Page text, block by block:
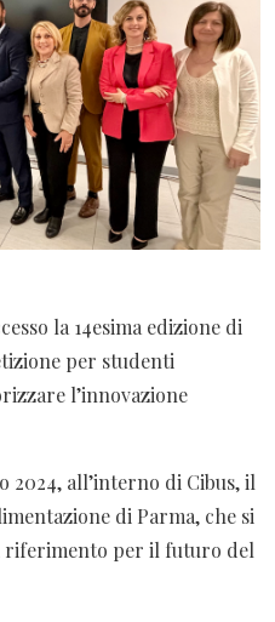
la 14esima edizione di
per studenti
l’innovazione
2024, all’interno di Cibus, il
di Parma, che si
riferimento per il futuro del